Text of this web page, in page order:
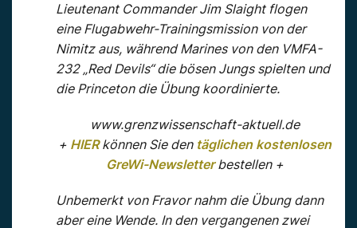
Lieutenant Commander Jim Slaight flogen
eine Flugabwehr-Trainingsmission von der
Nimitz aus, während Marines von den VMFA-
232 „Red Devils“ die bösen Jungs spielten und
die Princeton die Übung koordinierte.
www.grenzwissenschaft-aktuell.de
+ HIERkönnen Sie den täglichen kostenlosen
GreWi-Newsletterbestellen +
Unbemerkt von Fravor nahm die Übung dann
aber eine Wende. In den vergangenen zwei